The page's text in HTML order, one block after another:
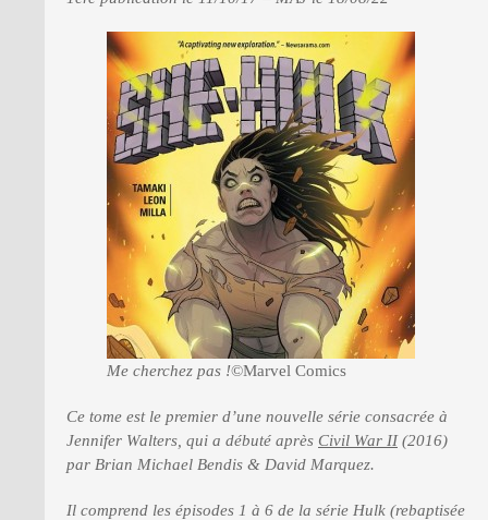
Me cherchez pas !©Marvel Comics
Ce tome est le premier d’une nouvelle série consacrée à
Jennifer Walters, qui a débuté après Civil War II(2016)
par Brian Michael Bendis & David Marquez.
Il comprend les épisodes 1 à 6 de la série Hulk (rebaptisée